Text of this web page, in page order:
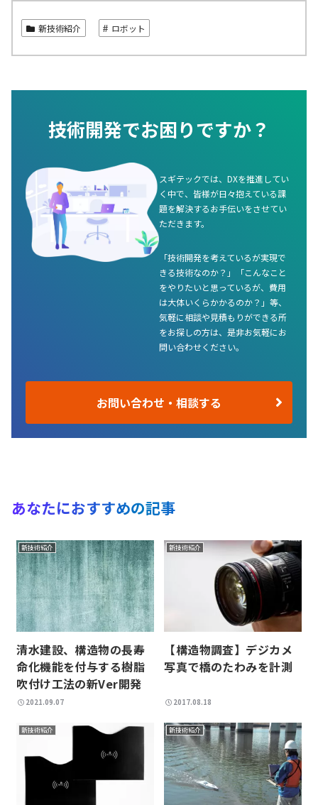
新技術紹介 ロボット
技術開発でお困りですか？
スギテックでは、DXを推進してい
く中で、皆様が日々抱えている課
題を解決するお手伝いをさせてい
ただきます。
「技術開発を考えているが実現で
きる技術なのか？」「こんなこと
をやりたいと思っているが、費用
は大体いくらかかるのか？」等、
気軽に相談や見積もりができる所
をお探しの方は、是非お気軽にお
問い合わせください。
お問い合わせ・相談する
あなたにおすすめの記事
新技術紹介
清水建設、構造物の長寿
命化機能を付与する樹脂
吹付け工法の新Ver開発
2021.09.07
新技術紹介
【構造物調査】デジカメ
写真で橋のたわみを計測
2017.08.18
新技術紹介 新技術紹介